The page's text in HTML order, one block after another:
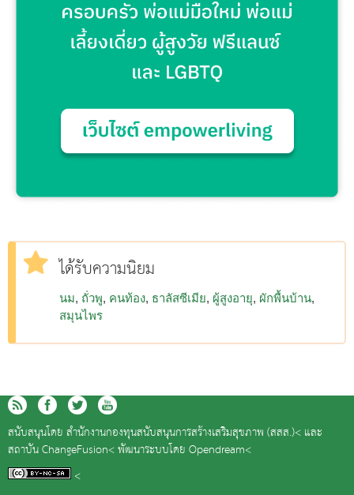
ได้รับความนิยม
นม ถั่วพู คนท้อง ธาลัสซีเมีย ผู้สูงอายุ ผักพื้นบ้าน
สมุนไพร
สนับสนุนโดย สำนักงานกองทุนสนับสนุนการสร้างเสริมสุขภาพ (สสส.)< และ
สถาบัน ChangeFusion<พัฒนาระบบโดย Opendream<
<